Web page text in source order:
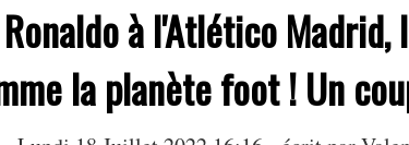
à l'Atlético
la planète foot ! Un